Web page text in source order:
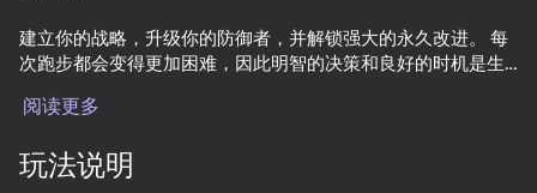
Tralalelo: The Great Escape
建立你的战略，升级你的防御者，并解锁强大的永久改进。 每
次跑步都会变得更加困难，因此明智的决策和良好的时机是生
阅读更多
玩法说明